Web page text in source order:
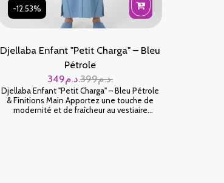
-12.53%
Djellaba Enfant "Petit Charga" – Bleu
Pétrole
399
د.م. 349 د.م.
Djellaba Enfant "Petit Charga" – Bleu Pétrole
& Finitions Main Apportez une touche de
modernité et de fraîcheur au vestiaire